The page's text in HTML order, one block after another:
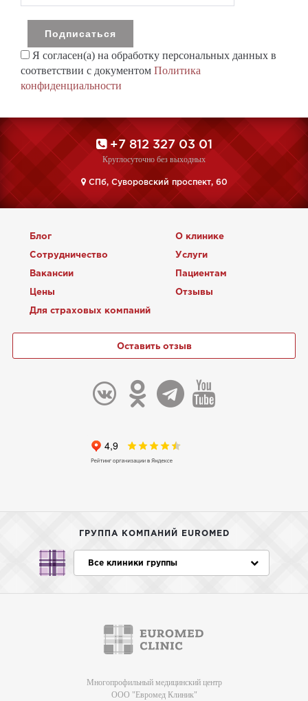
Я согласен(а) на обработку персональных данных в
соответствии с документом Политика
конфиденциальности
+7 812 327 03 01
Круглосуточно без выходных
CПб, Суворовский проспект, 60
Блог О клинике
Сотрудничество Услуги
Вакансии Пациентам
Цены Отзывы
Для страховых компаний
Оставить отзыв
ГРУППА КОМПАНИЙ EUROMED
Все клиники группы
Многопрофильный медицинский центр
ООО "Евромед Клиник"